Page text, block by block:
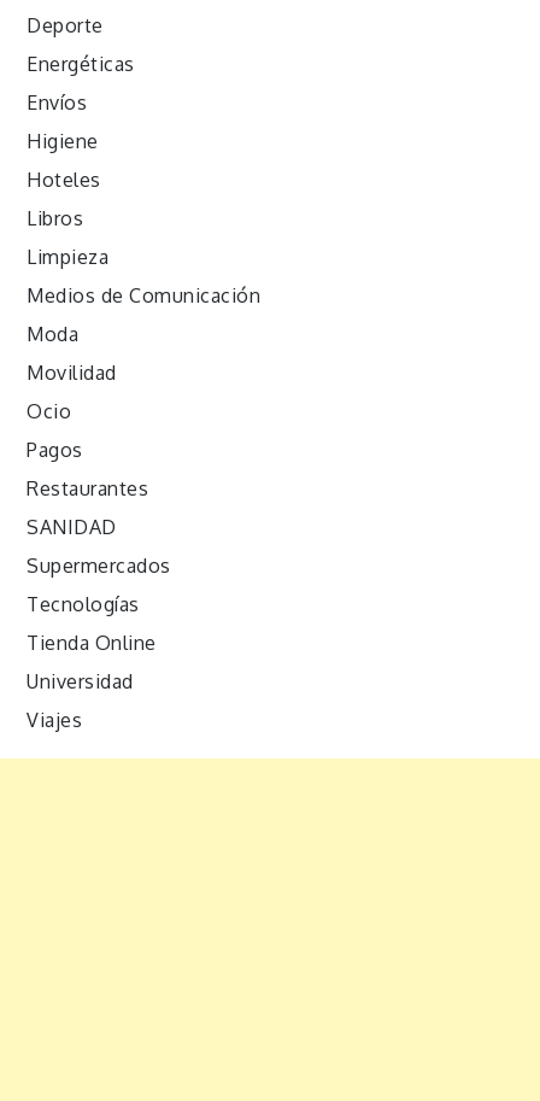
Deporte
Energéticas
Envíos
Higiene
Hoteles
Libros
Limpieza
Medios de Comunicación
Moda
Movilidad
Ocio
Pagos
Restaurantes
SANIDAD
Supermercados
Tecnologías
Tienda Online
Universidad
Viajes